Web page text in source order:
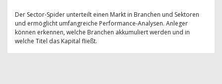
Der Sector-Spider unterteilt einen Markt in Branchen und Sektoren
und ermöglicht umfangreiche Performance-Analysen. Anleger
können erkennen, welche Branchen akkumuliert werden und in
welche Titel das Kapital fließt.